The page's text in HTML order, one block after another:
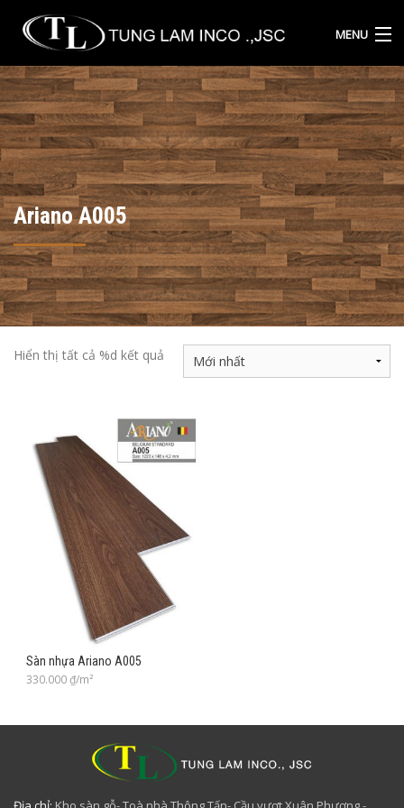
MENU
TRANG CHỦ
CÔNG TY
SẢN PHẨM
DỰ ÁN
ĐẠI LÝ
LIÊN HỆ
Ariano A005
Hiển thị tất cả %d kết quả
Sàn nhựa Ariano A005
330.000₫/m²